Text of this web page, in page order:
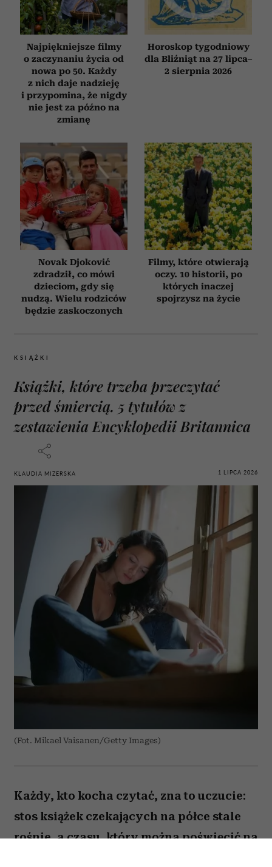
Najpiękniejsze filmy
o zaczynaniu życia od
nowa po 50. Każdy
z nich daje nadzieję
i przypomina, że nigdy
nie jest za późno na
zmianę
Horoskop tygodniowy
dla Bliźniąt na 27 lipca–
2 sierpnia 2026
Novak Djoković
zdradził, co mówi
dzieciom, gdy się
nudzą. Wielu rodziców
będzie zaskoczonych
Filmy, które otwierają
oczy. 10 historii, po
których inaczej
spojrzysz na życie
KSIĄŻKI
Książki, które trzeba przeczytać
przed śmiercią. 5 tytułów z
zestawienia Encyklopedii Britannica
KLAUDIA MIZERSKA 1 LIPCA 2026
(Fot. Mikael Vaisanen/Getty Images)
Każdy, kto kocha czytać, zna to uczucie:
stos książek czekających na półce stale
rośnie, a czasu, który można poświęcić na